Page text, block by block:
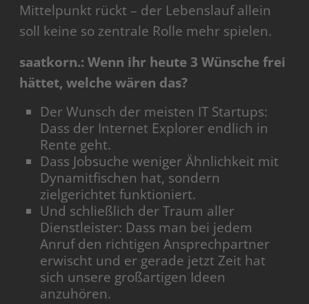
Mittelpunkt rückt – der Lebenslauf allein
soll keine so zentrale Rolle mehr spielen.
saatkorn.: Wenn ihr heute 3 Wünsche frei
hättet, welche wären das?
Der Wunsch der meisten IT Startups:
Dass der Internet Explorer endlich in
Rente geht.
Dass Jobsuche weniger Ähnlichkeit mit
Dynamitfischen hat, sondern
zielgerichtet funktioniert.
Und schließlich der Traum aller
Dienstleister: Dass man bei jedem
Anruf den richtigen Ansprechpartner
erwischt und er gerade jetzt Zeit hat
sich unsere großartigen Ideen
anzuhören.